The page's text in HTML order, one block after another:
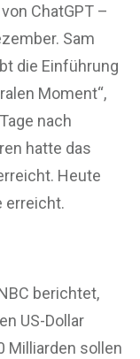
ChatGPT –
Sam
die Einführung
Moment“,
nach
hatte das
Heute
erreicht.
berichtet,
US-Dollar
Milliarden sollen